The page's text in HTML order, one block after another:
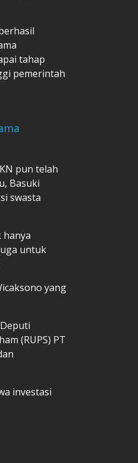
tahap
pemerintah
pun telah
Basuki
swasta
hanya
untuk
yang
(RUPS) PT
investasi